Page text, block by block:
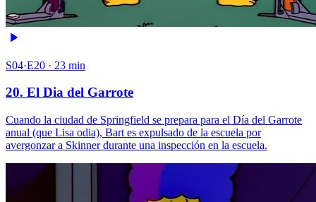
S04·E20 · 23 min
20. El Dia del Garrote
Cuando la ciudad de Springfield se prepara para el Día del Garrote
anual (que Lisa odia), Bart es expulsado de la escuela por
avergonzar a Skinner durante una inspección en la escuela.